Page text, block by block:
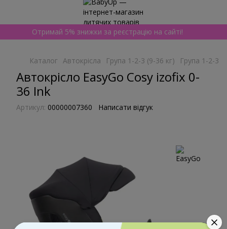
Отримай 5% знижки за реєстрацію на сайті!
Каталог Автокрісла Група 1-2-3 (9-36 кг) Група 1-2-3
Автокрісло EasyGo Cosy izofix 0-
36 Ink
Артикул: 00000007360 Написати відгук